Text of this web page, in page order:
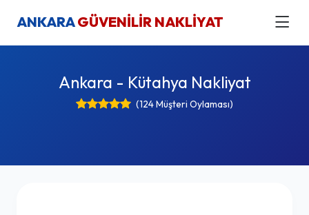
ANKARAGÜVENİLİR NAKLİYAT
Ankara - Kütahya Nakliyat
(124 Müşteri Oylaması)